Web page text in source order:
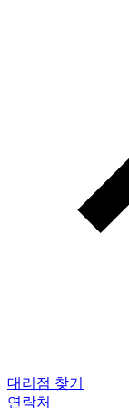
대리점 찾기
연락처